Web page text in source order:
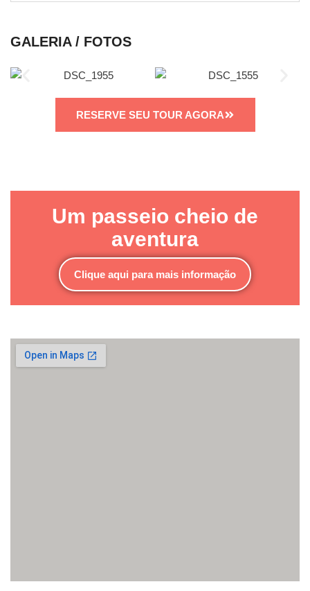
GALERIA / FOTOS
RESERVE SEU TOUR AGORA
Um passeio cheio de
aventura
Clique aqui para mais informação